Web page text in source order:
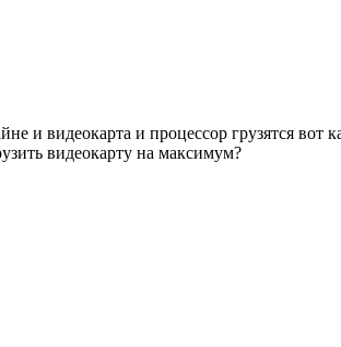
и видеокарта и процессор грузятся вот
видеокарту на максимум?